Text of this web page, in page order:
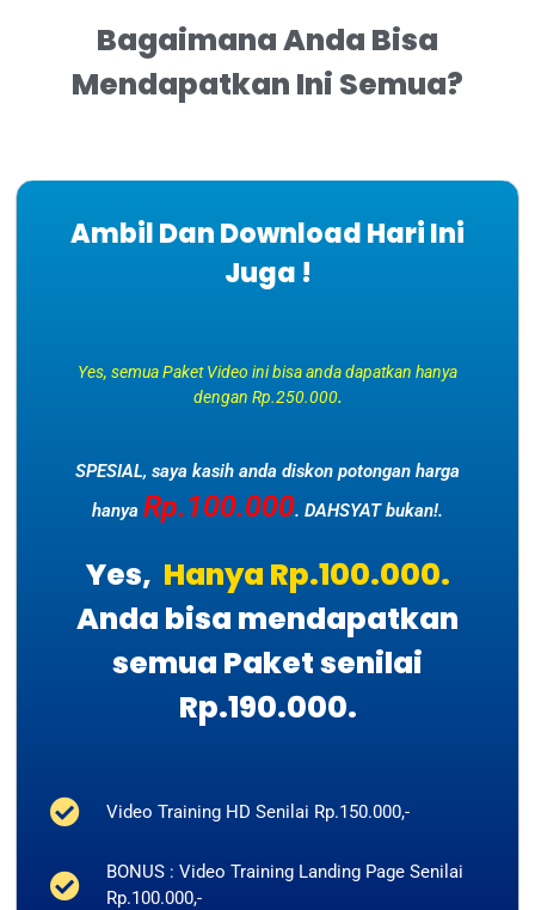
Bagaimana Anda Bisa
Mendapatkan Ini Semua?
Ambil Dan Download Hari Ini
Juga !
Yes, semua Paket Video ini bisa anda dapatkan hanya
dengan Rp.250.000.
SPESIAL, saya kasih anda diskon potongan harga
hanya Rp.100.000. DAHSYAT bukan!.
Yes, Hanya Rp.100.000.
Anda bisa mendapatkan
semua Paket senilai
Rp.190.000.
Video Training HD Senilai Rp.150.000,-
BONUS : Video Training Landing Page Senilai
Rp.100.000,-